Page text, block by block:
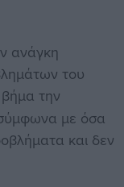
ανάγκη
του
την
με όσα
και δεν